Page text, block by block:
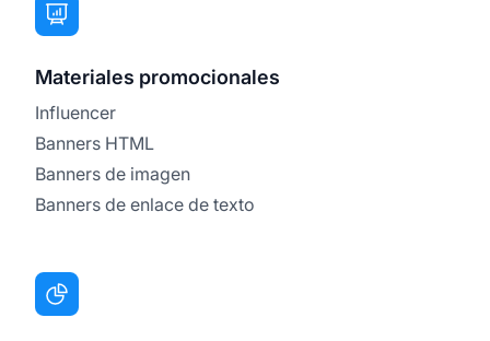
Materiales promocionales
Influencer
Banners HTML
Banners de imagen
Banners de enlace de texto